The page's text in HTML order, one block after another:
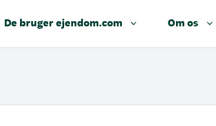
De bruger ejendom.com Om os